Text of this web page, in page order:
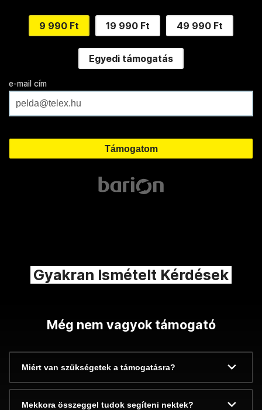
9 990 Ft 19 990 Ft 49 990 Ft
Egyedi támogatás
e-mail cím
Gyakran Ismételt Kérdések
Még nem vagyok támogató
Miért van szükségetek a támogatásra?
Mekkora összeggel tudok segíteni nektek?